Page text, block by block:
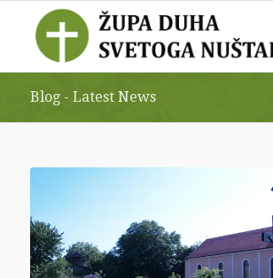
Blog - Latest News